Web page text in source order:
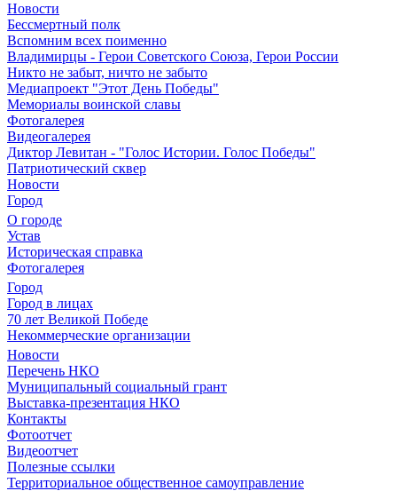
Новости
Бессмертный полк
Вспомним всех поименно
Владимирцы - Герои Советского Союза, Герои России
Никто не забыт, ничто не забыто
Медиапроект "Этот День Победы"
Мемориалы воинской славы
Фотогалерея
Видеогалерея
Диктор Левитан - "Голос Истории. Голос Победы"
Патриотический сквер
Новости
Город
О городе
Устав
Историческая справка
Фотогалерея
Город
Город в лицах
70 лет Великой Победе
Некоммерческие организации
Новости
Перечень НКО
Муниципальный социальный грант
Выставка-презентация НКО
Контакты
Фотоотчет
Видеоотчет
Полезные ссылки
Территориальное общественное самоуправление